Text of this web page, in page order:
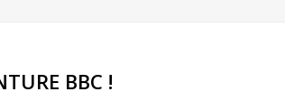
BBC !